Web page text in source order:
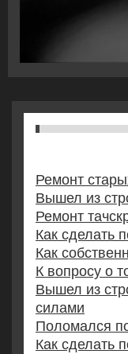
Ремонт
Вышел из
Ремонт
Как сделать
Как
К вопросу о
Вышел из
силами
Поломался
Как сделать